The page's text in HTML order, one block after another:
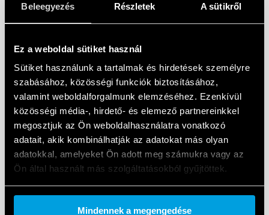
Beleegyezés Részletek A sütikről
Ez a weboldal sütiket használ
Sütiket használunk a tartalmak és hirdetések személyre
szabásához, közösségi funkciók biztosításához,
valamint weboldalforgalmunk elemzéséhez. Ezenkívül
közösségi média-, hirdető- és elemező partnereinkkel
megosztjuk az Ön weboldalhasználatra vonatkozó
adatait, akik kombinálhatják az adatokat más olyan
adatokkal, amelyeket Ön adott meg számukra vagy az
Ön által használt más szolgáltatásokból gyűjtöttek.
Cookie policy.
Mindennek a megengedése
EN|| .PDF
PROSPEKTUSOK
Solutions for electrical panels and
industrial automation
EN|3 MB| . PDF
industrial automation